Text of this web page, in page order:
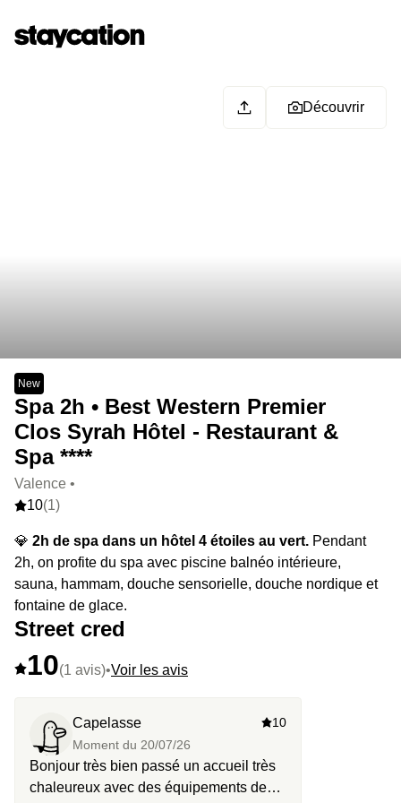
Découvrir
New
Spa 2h • Best Western Premier
Clos Syrah Hôtel - Restaurant &
Spa ****
Valence •
10(1)
💎 2h de spa dans un hôtel 4 étoiles au vert. Pendant
2h, on profite du spa avec piscine balnéo intérieure,
sauna, hammam, douche sensorielle, douche nordique et
fontaine de glace.
Street cred
10(1 avis)•Voir les avis
Capelasse
Moment du 20/07/26
10
Bonjour très bien passé un accueil très
chaleureux avec des équipements de